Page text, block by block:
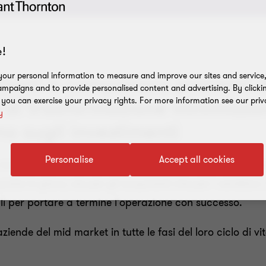
a completare processi
trasformazione
sugli investimenti
delicati nella vita di un'impresa e possono
in gioco, sia per gli acquirenti che per i venditori,
per portare a termine l'operazione con successo.
del mid market in tutte le fasi del loro ciclo di
personal information to measure and improve our sites and
and to provide personalised content and advertising. By
can exercise your privacy rights. For more information see our
Accept all cookies
Personalise